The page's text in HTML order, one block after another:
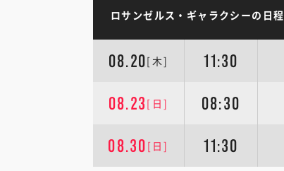
ロサンゼルス・ギャラクシーの日程
08.20[木] 11:30
08.23 [日] 08:30
08.30 [日] 11:30